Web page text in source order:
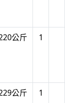
公斤 1
公斤 1